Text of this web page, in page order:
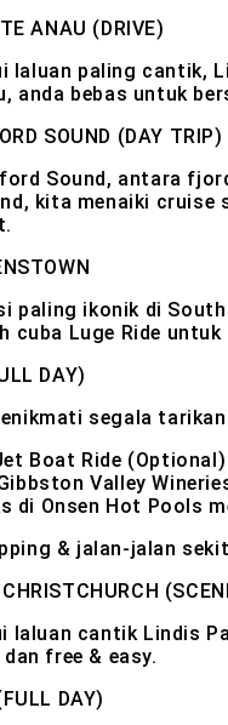
ANAU (DRIVE)
laluan paling cantik,
anda bebas untuk
SOUND (DAY TRIP)
Sound, antara
kita menaiki
paling ikonik di
cuba Luge Ride
DAY)
segala
Boat Ride (Optional)
Valley
di Onsen Hot Pools
& jalan-jalan
laluan cantik Lindis
free & easy.
DAY)